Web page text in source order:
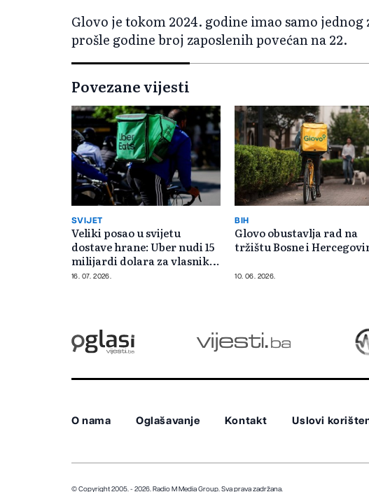
Glovo je tokom 2024. godine imao samo
prošle godine broj zaposlenih povećan na 22.
Povezane vijesti
SVIJET
Veliki posao u svijetu
dostave hrane: Uber nudi 15
milijardi dolara za vlasnika
Glova
16. 07. 2026.
BIH
Glovo obustavlja rad na
tržištu Bosne i
10. 06. 2026.
O nama Oglašavanje Kontakt Uslovi
© Copyright 2005. - 2026. Radio M Media Group. Sva prava zadržana.